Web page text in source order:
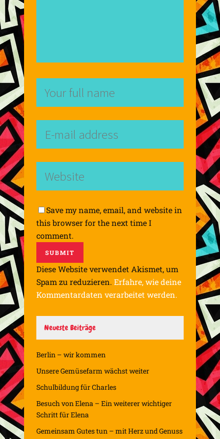
Save my name, email, and website in
this browser for the next time I
comment.
Diese Website verwendet Akismet, um
Spam zu reduzieren. Erfahre, wie deine
Kommentardaten verarbeitet werden.
Neueste Beiträge
Berlin – wir kommen
Unsere Gemüsefarm wächst weiter
Schulbildung für Charles
Besuch von Elena – Ein weiterer wichtiger
Schritt für Elena
Gemeinsam Gutes tun – mit Herz und Genuss